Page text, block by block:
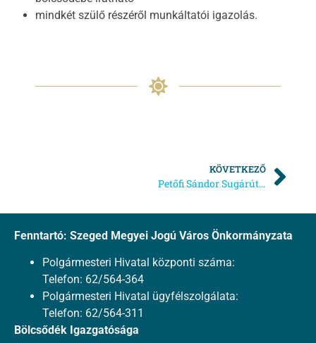
mindkét szülő részéről munkáltatói igazolás.
KÖVETKEZŐ
Petőfi Sándor Sugárúti Bölcsőde – Térítési díj befizetésének dátumai 2018.évben
Fenntartó: Szeged Megyei Jogú Város Önkormányzata
Polgármesteri Hivatal központi száma:
Telefon: 62/564-364
Polgármesteri Hivatal ügyfélszolgálata:
Telefon: 62/564-311
Bölcsődék Igazgatósága